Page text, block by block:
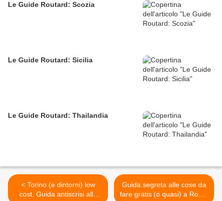
Le Guide Routard: Scozia
Le Guide Routard: Sicilia
Le Guide Routard: Thailandia
< Torino (e dintorni) low
cost. Guida antiscrisi alla
Guida segreta alle cose da
fare gratis (o quasi) a Roma